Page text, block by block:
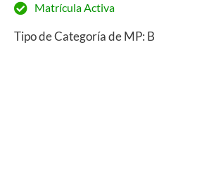
Matrícula Activa
Tipo de Categoría de MP: B